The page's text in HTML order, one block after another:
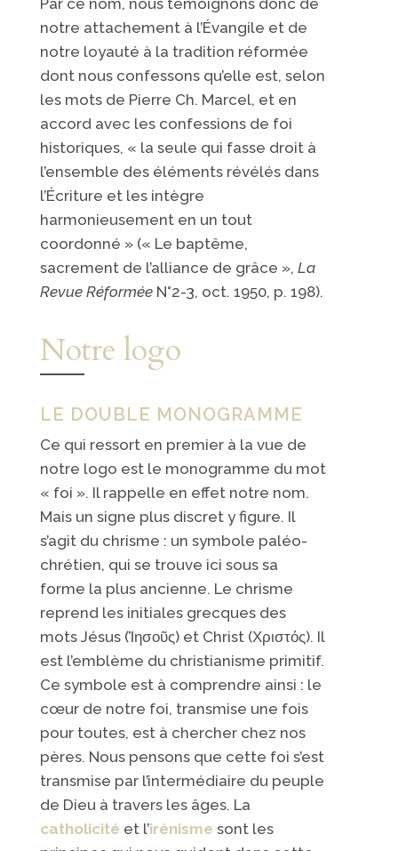
Par ce nom, nous témoignons donc de
notre attachement à l’Évangile et de
notre loyauté à la tradition réformée
dont nous confessons qu’elle est, selon
les mots de Pierre Ch. Marcel, et en
accord avec les confessions de foi
historiques, « la seule qui fasse droit à
l’ensemble des éléments révélés dans
l’Écriture et les intègre
harmonieusement en un tout
coordonné » (« Le baptême,
sacrement de l’alliance de grâce », La
Revue RéforméeN°2-3, oct. 1950, p. 198).
Notre logo
LE DOUBLE MONOGRAMME
Ce qui ressort en premier à la vue de
notre logo est le monogramme du mot
« foi ». Il rappelle en effet notre nom.
Mais un signe plus discret y figure. Il
s’agit du chrisme : un symbole paléo-
chrétien, qui se trouve ici sous sa
forme la plus ancienne. Le chrisme
reprend les initiales grecques des
mots Jésus (Ἰησοῦς) et Christ (Χριστός). Il
est l’emblème du christianisme primitif.
Ce symbole est à comprendre ainsi : le
cœur de notre foi, transmise une fois
pour toutes, est à chercher chez nos
pères. Nous pensons que cette foi s’est
transmise par l’intermédiaire du peuple
de Dieu à travers les âges. La
catholicité et l’irénisme sont les